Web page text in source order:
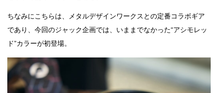
ちなみにこちらは、メタルデザインワークスとの定番コラボギア
であり、今回のジャック企画では、いままでなかった“アシモレッ
ド”カラーが初登場。